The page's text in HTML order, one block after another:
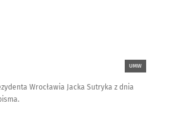
UMW
Wrocławia Jacka Sutryka z dnia